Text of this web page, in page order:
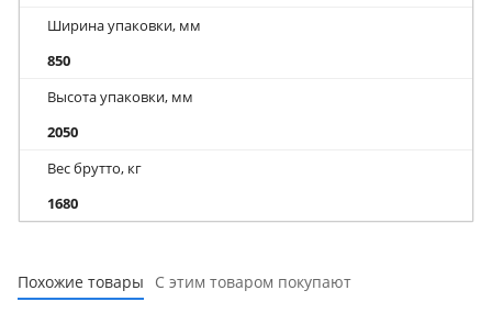
Ширина упаковки, мм
850
Высота упаковки, мм
2050
Вес брутто, кг
1680
Похожие товары С этим товаром покупают